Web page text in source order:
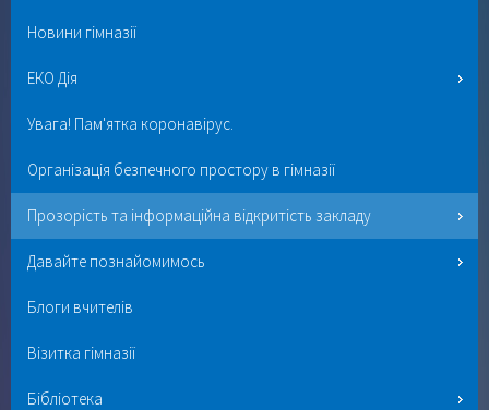
Новини гімназії
ЕКО Дія
Увага! Пам'ятка коронавірус.
Організація безпечного простору в гімназії
Прозорість та інформаційна відкритість закладу
Давайте познайомимось
Блоги вчителів
Візитка гімназії
Бібліотека